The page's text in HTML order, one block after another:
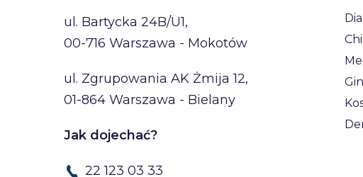
ul. Bartycka 24B/U1,
00-716 Warszawa - Mokotów
ul. Zgrupowania AK Żmija 12,
01-864 Warszawa - Bielany
Jak dojechać?
22 123 03 33